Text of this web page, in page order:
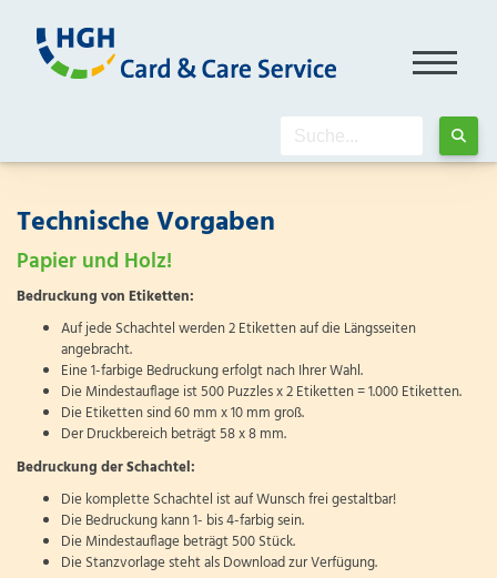
Technische Vorgaben
Papier und Holz!
Bedruckung von Etiketten:
Auf jede Schachtel werden 2 Etiketten auf die Längsseiten
angebracht.
Eine 1-farbige Bedruckung erfolgt nach Ihrer Wahl.
Die Mindestauflage ist 500 Puzzles x 2 Etiketten = 1.000 Etiketten.
Die Etiketten sind 60 mm x 10 mm groß.
Der Druckbereich beträgt 58 x 8 mm.
Bedruckung der Schachtel:
Die komplette Schachtel ist auf Wunsch frei gestaltbar!
Die Bedruckung kann 1- bis 4-farbig sein.
Die Mindestauflage beträgt 500 Stück.
Die Stanzvorlage steht als Download zur Verfügung.